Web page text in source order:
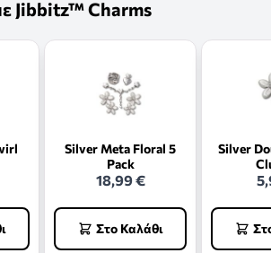
Jibbitz™ Charms
Silver Meta Floral 5
Pack
18,99 €
Στο Καλάθι
Silver